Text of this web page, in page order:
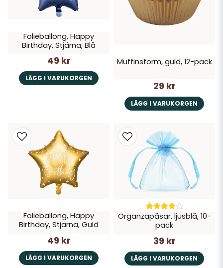
Folieballong, Happy
Birthday, Stjärna, Blå
49 kr
LÄGG I VARUKORGEN
Muffinsform, guld, 12-pack
29 kr
LÄGG I VARUKORGEN
Folieballong, Happy
Birthday, Stjärna, Guld
49 kr
LÄGG I VARUKORGEN
Organzapåsar, ljusblå, 10-
pack
39 kr
LÄGG I VARUKORGEN